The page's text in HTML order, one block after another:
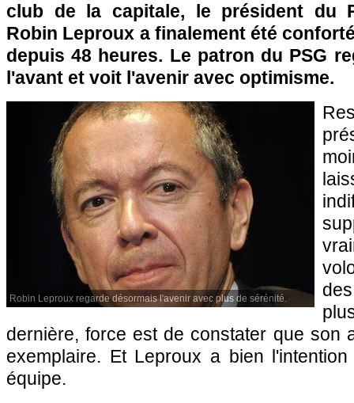
club de la capitale, le président du
Robin Leproux a finalement été
depuis 48 heures. Le patron du PSG
l'avant et voit l'avenir avec optimisme.
Robin Leproux regarde désormais l'avenir avec plus de sérénité.
dernière, force est de constater que son
exemplaire. Et Leproux a bien
équipe.